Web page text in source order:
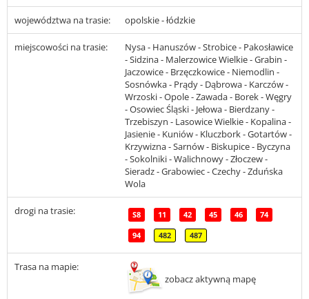
województwa na trasie: opolskie - łódzkie
miejscowości na trasie:
Nysa - Hanuszów - Strobice - Pakosławice
- Sidzina - Malerzowice Wielkie - Grabin -
Jaczowice - Brzęczkowice - Niemodlin -
Sosnówka - Prądy - Dąbrowa - Karczów -
Wrzoski - Opole - Zawada - Borek - Węgry
- Osowiec Śląski - Jełowa - Bierdzany -
Trzebiszyn - Lasowice Wielkie - Kopalina -
Jasienie - Kuniów - Kluczbork - Gotartów -
Krzywizna - Sarnów - Biskupice - Byczyna
- Sokolniki - Walichnowy - Złoczew -
Sieradz - Grabowiec - Czechy - Zduńska
Wola
drogi na trasie: S8 11 42 45 46 74
94 482 487
Trasa na mapie:
zobacz aktywną mapę